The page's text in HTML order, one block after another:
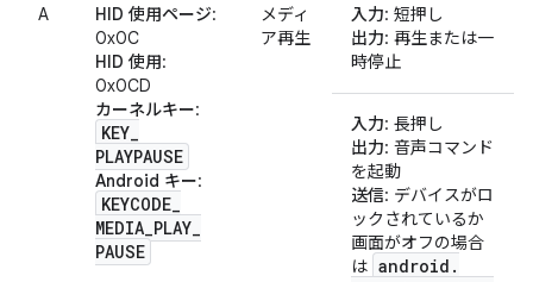
A HID 使用ページ:
0x0C
HID 使用:
0x0CD
カーネルキー:
KEY_
PLAYPAUSE
Android キー:
KEYCODE_
MEDIA_PLAY_
PAUSE
メディ
ア再生
入力: 短押し
出力: 再生または一
時停止
入力: 長押し
出力: 音声コマンド
を起動
送信: デバイスがロ
ックされているか
画面がオフの場合
は android .